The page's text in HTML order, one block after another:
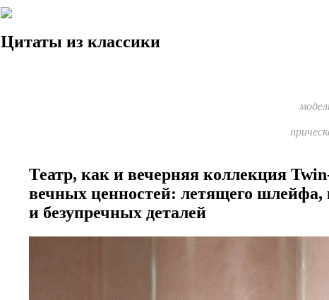
Цитаты из классики
Театр, как и вечерняя коллекция
вечных ценностей: летящего шлейфа,
и безупречных деталей